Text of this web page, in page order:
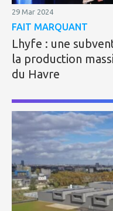
29 Mar 2024
FAIT MARQUANT
Lhyfe : une
la production
du Havre